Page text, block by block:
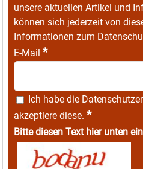
unsere aktuellen Artikel und
können sich jederzeit von
Informationen zum
E-Mail *
Ich habe die
akzeptiere diese. *
Bitte diesen Text hier unten